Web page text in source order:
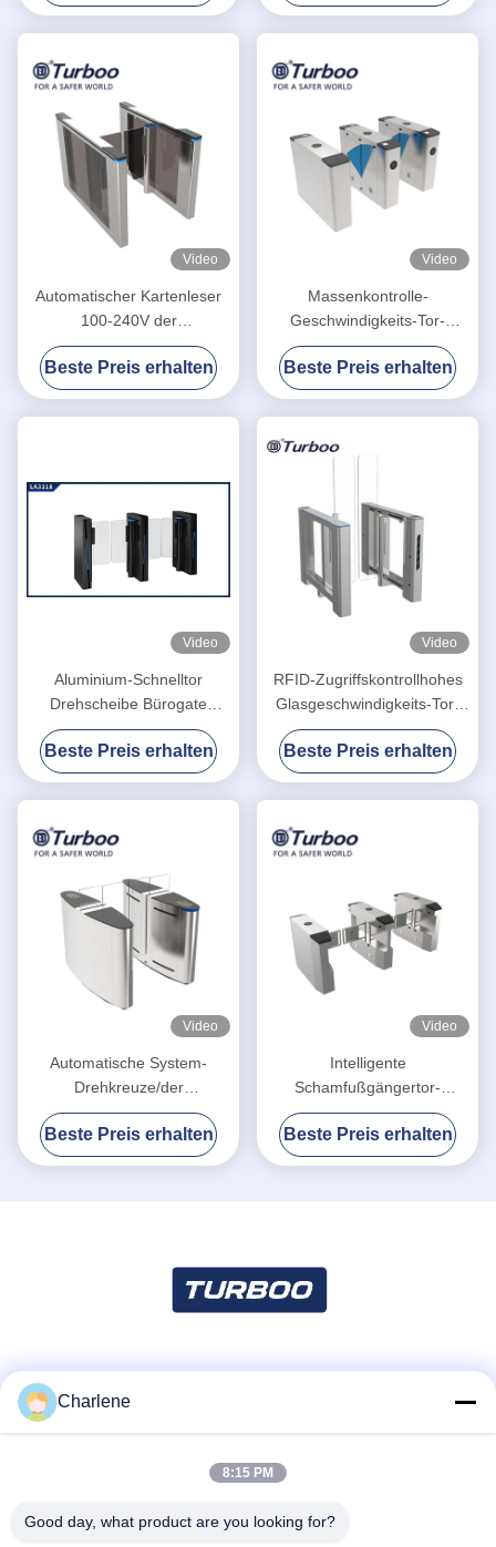
Schwingen-Drehkreuz-Tor-
RFID
wasserdichte Schwingung
Barriere Tor
Video
Automatischer Kartenleser
100-240V der
Geschwindigkeits-Tor-
Drehkreuz-hohen
Sicherheits-RFID mit
schwanzlosem Servomotor
Beste Preis erhalten
Video
Massenkontrolle-
Geschwindigkeits-Tor-
Drehkreuz mit 35
Personen/minimaler
Wegezeit
Beste Preis erhalten
Video
Aluminium-Schnelltor
Drehscheibe Bürogate
Sicherheitsgate
Zugangskontrolle
Fußgängertor
Beste Preis erhalten
Video
RFID-Zugriffskontrollhohes
Glasgeschwindigkeits-Tor-
Drehkreuz mit hoher
Sicherheit für Bürogebäude
Beste Preis erhalten
Video
Automatische System-
Drehkreuze/der
Zugriffskontrollsperren-und -
tor-24V Motorspannung
Beste Preis erhalten
Video
Intelligente
Schamfußgängertor-
Zugriffskontrolle für
Kleinmassenkontrolle
Beste Preis erhalten
Schnelle Kontaktaufnahme
Tel.
Charlene
8:15 PM
Good day, what product are you looking for?